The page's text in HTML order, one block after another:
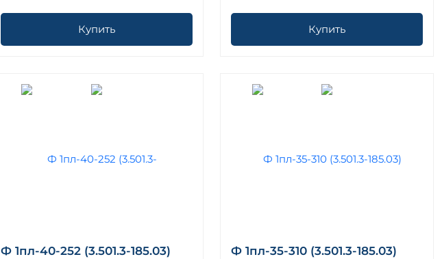
Купить Купить
Ф 1пл-40-252 (3.501.3-185.03) Ф 1пл-35-310 (3.501.3-185.03)